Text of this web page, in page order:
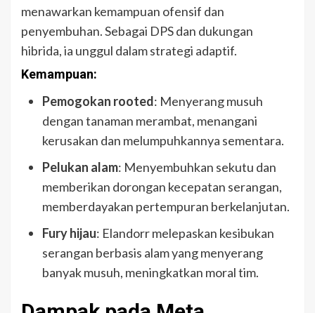
menawarkan kemampuan ofensif dan
penyembuhan. Sebagai DPS dan dukungan
hibrida, ia unggul dalam strategi adaptif.
Kemampuan:
Pemogokan rooted: Menyerang musuh
dengan tanaman merambat, menangani
kerusakan dan melumpuhkannya sementara.
Pelukan alam: Menyembuhkan sekutu dan
memberikan dorongan kecepatan serangan,
memberdayakan pertempuran berkelanjutan.
Fury hijau: Elandorr melepaskan kesibukan
serangan berbasis alam yang menyerang
banyak musuh, meningkatkan moral tim.